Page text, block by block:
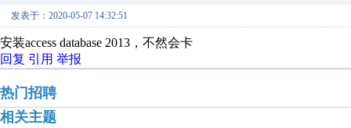
发表于：2020-05-07 14:32:51
安装access database 2013，不然会卡
回复 引用 举报
热门招聘
相关主题